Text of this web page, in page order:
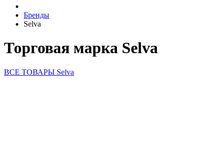
Бренды
Selva
Торговая марка Selva
ВСЕ ТОВАРЫ Selva